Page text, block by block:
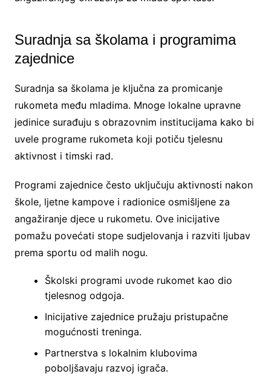
Suradnja sa školama i programima
zajednice
Suradnja sa školama je ključna za promicanje
rukometa među mladima. Mnoge lokalne upravne
jedinice surađuju s obrazovnim institucijama kako bi
uvele programe rukometa koji potiču tjelesnu
aktivnost i timski rad.
Programi zajednice često uključuju aktivnosti nakon
škole, ljetne kampove i radionice osmišljene za
angažiranje djece u rukometu. Ove inicijative
pomažu povećati stope sudjelovanja i razviti ljubav
prema sportu od malih nogu.
Školski programi uvode rukomet kao dio
tjelesnog odgoja.
Inicijative zajednice pružaju pristupačne
mogućnosti treninga.
Partnerstva s lokalnim klubovima
poboljšavaju razvoj igrača.